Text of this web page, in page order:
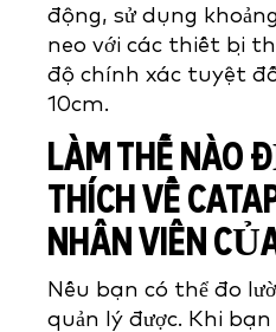
động, sử dụng
neo với các thiết bị
độ chính xác tuyệt
10cm.
LÀM THẾ NÀO
THÍCH VỀ
NHÂN VIÊN
Nếu bạn có thể đo
quản lý được. Khi